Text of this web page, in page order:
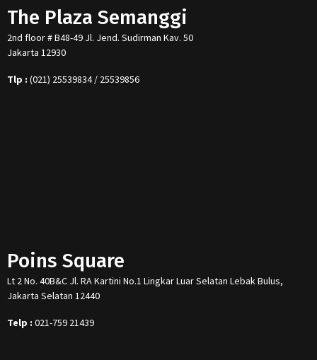
The Plaza Semanggi
2nd floor # B48-49 Jl. Jend. Sudirman Kav. 50
Jakarta 12930
Tlp : (021) 25539834 / 25539856
Poins Square
Lt 2 No. 40B&C Jl. RA Kartini No.1 Lingkar Luar Selatan Lebak Bulus,
Jakarta Selatan 12440
Telp : 021-759 21439